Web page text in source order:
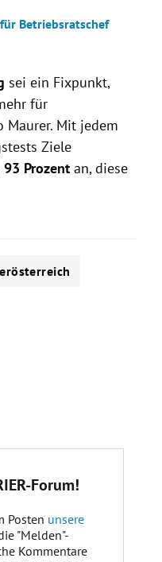
Betriebsratschef
sei ein Fixpunkt,
für
Mit jedem
Ziele
93 Prozent an, diese